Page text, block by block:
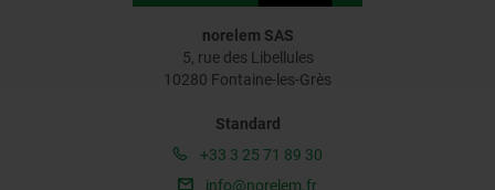
norelem SAS
5, rue des Libellules
10280 Fontaine-les-Grès
Standard
+33 3 25 71 89 30
info@norelem.fr